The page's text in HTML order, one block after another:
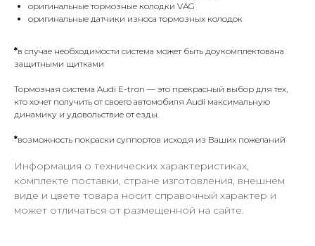
оригинальные тормозные колодки VAG
оригинальные датчики износа тормозных колодок
*в случае необходимости система может быть доукомплектована
защитными щитками
Тормозная система Audi E-tron — это прекрасный выбор для тех,
кто хочет получить от своего автомобиля Audi максимальную
динамику и удовольствие от езды.
*возможность покраски суппортов исходя из Ваших пожеланий
Информация о технических характеристиках,
комплекте поставки, стране изготовления, внешнем
виде и цвете товара носит справочный характер и
может отличаться от размещенной на сайте.